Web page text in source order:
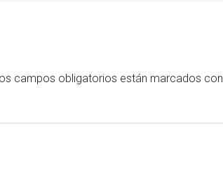
campos obligatorios están marcados con